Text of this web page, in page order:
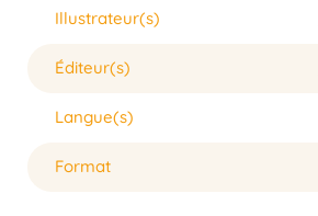
Illustrateur(s)
Éditeur(s)
Langue(s)
Format